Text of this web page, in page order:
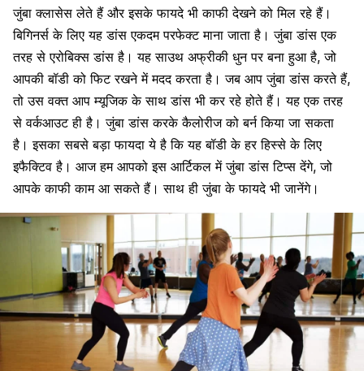
जुंबा क्लासेस लेते हैं और इसके फायदे भी काफी देखने को मिल रहे हैं।
बिगिनर्स के लिए यह डांस एकदम परफेक्ट माना जाता है। जुंबा डांस एक
तरह से एरोबिक्स डांस है। यह साउथ अफ्रीकी धुन पर बना हुआ है, जो
आपकी बॉडी को फिट रखने में मदद करता है। जब आप जुंबा डांस करते हैं,
तो उस वक्त आप म्यूजिक के साथ डांस भी कर रहे होते हैं। यह एक तरह
से वर्कआउट ही है। जुंबा डांस करके कैलोरीज को बर्न किया जा सकता
है। इसका सबसे बड़ा फायदा ये है कि यह बॉडी के हर हिस्से के लिए
इफैक्टिव है। आज हम आपको इस आर्टिकल में जुंबा डांस टिप्स देंगे, जो
आपके काफी काम आ सकते हैं। साथ ही जुंबा के फायदे भी जानेंगे।